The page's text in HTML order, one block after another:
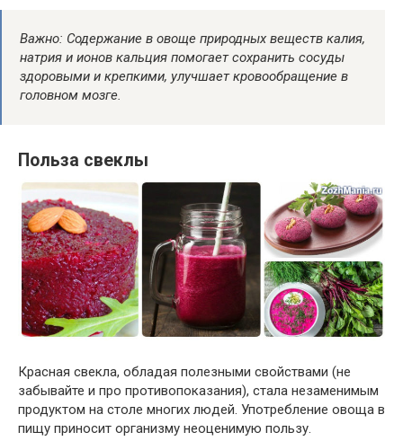
Важно: Содержание в овоще природных веществ калия,
натрия и ионов кальция помогает сохранить сосуды
здоровыми и крепкими, улучшает кровообращение в
головном мозге.
Польза свеклы
Красная свекла, обладая полезными свойствами (не
забывайте и про противопоказания), стала незаменимым
продуктом на столе многих людей. Употребление овоща в
пищу приносит организму неоценимую пользу.